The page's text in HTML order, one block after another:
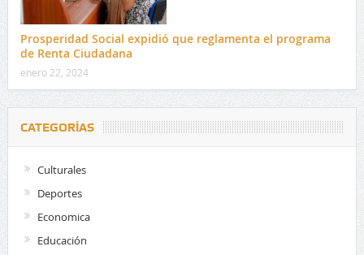
Prosperidad Social expidió que reglamenta el programa
de Renta Ciudadana
enero 22, 2024
CATEGORÍAS
Culturales
Deportes
Economica
Educación